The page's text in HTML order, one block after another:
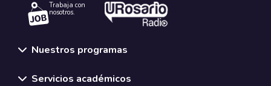
Trabaja con
nosotros.
Nuestros programas
Servicios académicos